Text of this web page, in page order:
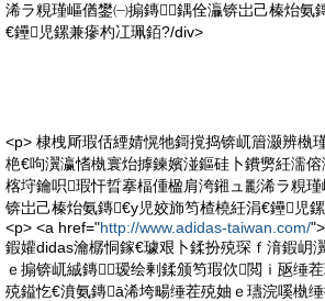
浠ラ粯瑾嶇偤鐢㈠搧鏄鍝佺灜锛岀己榛炲氨
€鑸児鏍兼瘮杓冮珮銆?/div>
<p> 棣栧厛瑕佸緸婧愰牠鎶撹捣锛屼篃灏辨槸
栬€呴瀷瀛愭槸寰炲摢鍊嬪湴鏂硅卜鐨勶紝濡
楁垨鑰呮瑕忓晢搴楅偅楹肩洿鎺ュ彲浠ラ粯
锛岀己榛炲氨鏄€у児姣斾笉楂橈紝涓€鑸児
<p> <a href="http://www.adidas-taiwan.com/
鍜孉didas瀹樼恫鎵€璩艰卜鍒扮殑琛ｆ湇鍜岄
ｅ搧锛屼絾鏄瑷绘剰鍒颁笉瑕佽閲ｉ瓪缍
殑鎰忔€濆氨鏄ā浠垮畼缍茬殑妯ｅ瓙浣嗘槸